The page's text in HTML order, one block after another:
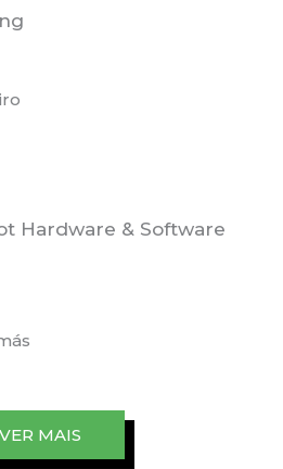
Hardware & Software
VER MAIS